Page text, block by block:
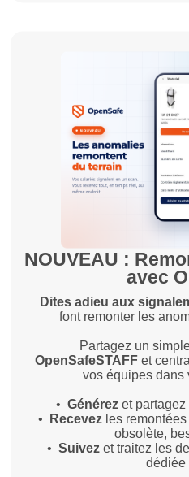
NOUVEAU :
avec
Dites adieu aux
font remonter les
Partagez un
OpenSafeSTAFF et
vos équipes dans
• Générez et
• Recevez les
obsolète,
• Suivez et traitez les
dédiée